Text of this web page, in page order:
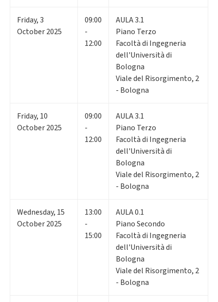
Friday,3
October 2025
09:00
-
12:00
AULA 3.1
Piano Terzo
Facoltà di Ingegneria
dell'Università di
Bologna
Viale del Risorgimento, 2
- Bologna
Friday, 10
October 2025
09:00
-
12:00
AULA 3.1
Piano Terzo
Facoltà di Ingegneria
dell'Università di
Bologna
Viale del Risorgimento, 2
- Bologna
Wednesday, 15
October 2025
13:00
-
15:00
AULA 0.1
Piano Secondo
Facoltà di Ingegneria
dell'Università di
Bologna
Viale del Risorgimento, 2
- Bologna